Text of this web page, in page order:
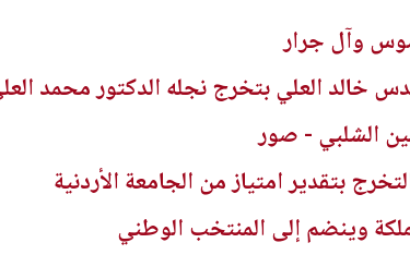
وآل جرار
خالد العلي بتخرج نجله الدكتور محمد
الشلبي - صور
بتقدير امتياز من الجامعة الأردنية
وينضم إلى المنتخب الوطني